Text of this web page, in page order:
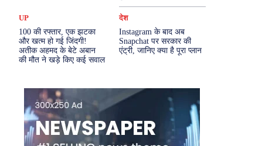
UP
100 की रफ्तार, एक झटका
और खत्म हो गई जिंदगी!
अतीक अहमद के बेटे अबान
की मौत ने खड़े किए कई सवाल
देश
Instagram के बाद अब
Snapchat पर सरकार की
एंट्री, जानिए क्या है पूरा प्लान